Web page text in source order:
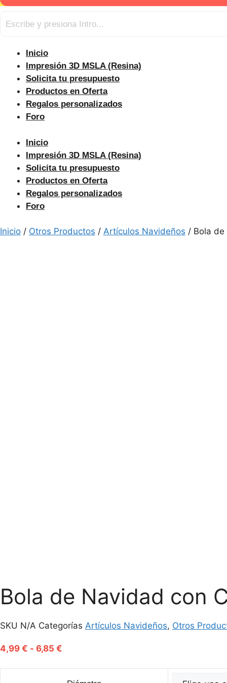
Inicio
Impresión 3D MSLA (Resina)
Solicita tu presupuesto
Productos en Oferta
Regalos personalizados
Foro
Inicio
Impresión 3D MSLA (Resina)
Solicita tu presupuesto
Productos en Oferta
Regalos personalizados
Foro
Inicio / Otros Productos / Artículos Navideños / Bola de
Bola de Navidad con
SKU N/A Categorías Artículos Navideños, Otros
4,99 € - 6,85 €